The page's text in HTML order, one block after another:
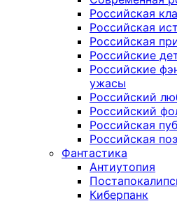
Российская
Российская
Российская
Российские
Российские
ужасы
Российский
Российский
Российская
Российская
Фантастика
Антиутопия
Киберпанк